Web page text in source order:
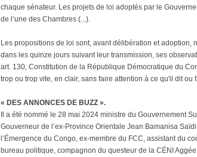
chaque sénateur. Les projets de loi adoptés par le
de l’une des Chambres (...).
Les propositions de loi sont, avant délibération et
dans les quinze jours suivant leur transmission, ses
art. 130, Constitution de la République Démocratique du
trop ou trop vite, en clair, sans faire attention à ce qu'il dit ou
« DES ANNONCES DE BUZZ ».
Il a été nommé le 28 mai 2024 ministre du Gouvernement
Gouverneur de l’ex-Province Orientale Jean Bamanisa
l’Émergence du Congo, ex-membre du FCC, assistant du
bureau politique, compagnon du questeur de la CÉNI